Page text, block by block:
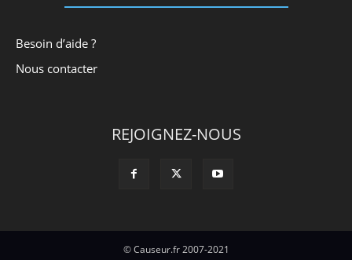
Besoin d’aide ?
Nous contacter
REJOIGNEZ-NOUS
© Causeur.fr 2007-2021